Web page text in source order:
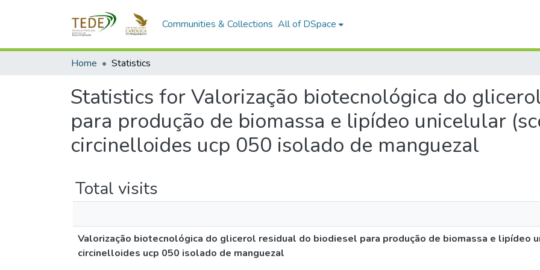
Communities & Collections All of DSpace
Home Statistics
Statistics for Valorização biotecnológica do
para produção de biomassa e lipídeo unicelular
circinelloides ucp 050 isolado de manguezal
Total visits
Valorização biotecnológica do glicerol residual do biodiesel para produção de biomassa e lipídeo
circinelloides ucp 050 isolado de manguezal